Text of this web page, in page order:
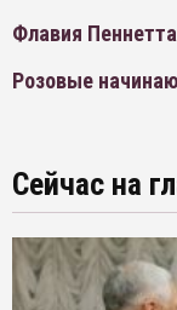
Флавия
Розовые
Сейчас на